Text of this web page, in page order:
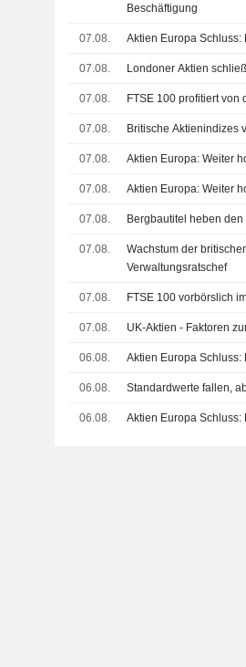
Beschäftigung
07.08. Aktien Europa
07.08. Londoner Aktien
07.08. FTSE 100 profitiert von
07.08. Britische Aktienindizes
07.08. Aktien Europa: Weiter
07.08. Aktien Europa: Weiter
07.08. Bergbautitel heben
07.08.
Wachstum der
Verwaltungsratschef
07.08. FTSE 100 vorbörslich
07.08. UK-Aktien - Faktoren
06.08. Aktien Europa Schluss:
06.08. Standardwerte fallen,
06.08. Aktien Europa Schluss: